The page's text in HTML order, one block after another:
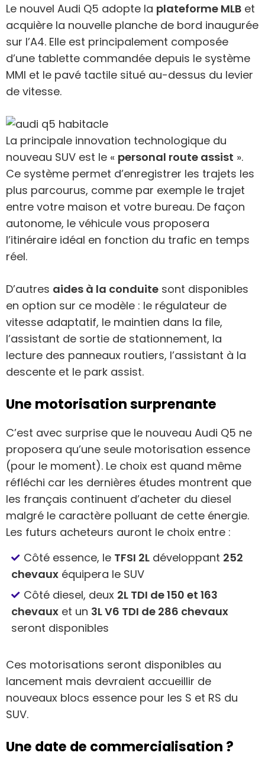
Le nouvel Audi Q5 adopte la plateforme MLB et
acquière la nouvelle planche de bord inaugurée
sur l’A4. Elle est principalement composée
d’une tablette commandée depuis le système
MMI et le pavé tactile situé au-dessus du levier
de vitesse.
La principale innovation technologique du
nouveau SUV est le « personal route assist ».
Ce système permet d’enregistrer les trajets les
plus parcourus, comme par exemple le trajet
entre votre maison et votre bureau. De façon
autonome, le véhicule vous proposera
l’itinéraire idéal en fonction du trafic en temps
réel.
D’autres aides à la conduite sont disponibles
en option sur ce modèle : le régulateur de
vitesse adaptatif, le maintien dans la file,
l’assistant de sortie de stationnement, la
lecture des panneaux routiers, l’assistant à la
descente et le park assist.
Une motorisation surprenante
C’est avec surprise que le nouveau Audi Q5 ne
proposera qu’une seule motorisation essence
(pour le moment). Le choix est quand même
réfléchi car les dernières études montrent que
les français continuent d’acheter du diesel
malgré le caractère polluant de cette énergie.
Les futurs acheteurs auront le choix entre :
Côté essence, le TFSI 2L développant 252
chevaux équipera le SUV
Côté diesel, deux 2L TDI de 150 et 163
chevaux et un 3L V6 TDI de 286 chevaux
seront disponibles
Ces motorisations seront disponibles au
lancement mais devraient accueillir de
nouveaux blocs essence pour les S et RS du
SUV.
Une date de commercialisation ?